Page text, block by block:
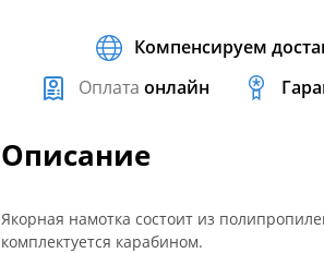
Компенсируем
Оплата онлайн
Описание
Якорная намотка состоит из
комплектуется карабином.